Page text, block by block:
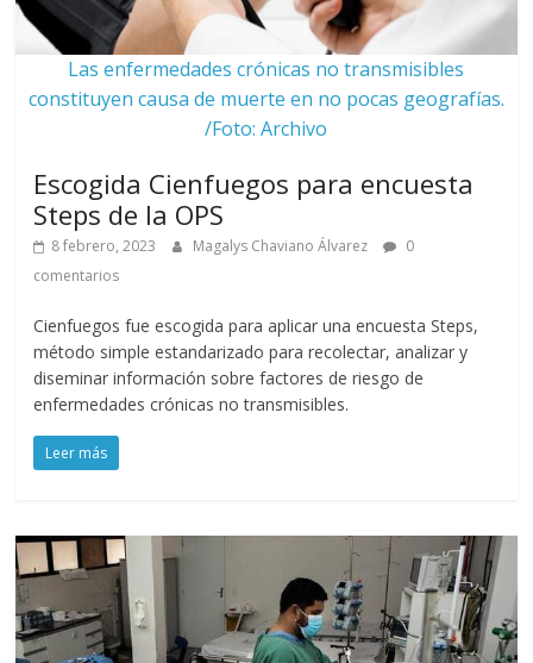
Las enfermedades crónicas no transmisibles
constituyen causa de muerte en no pocas geografías.
/Foto: Archivo
Escogida Cienfuegos para encuesta
Steps de la OPS
8 febrero, 2023 Magalys Chaviano Álvarez
0
comentarios
Cienfuegos fue escogida para aplicar una encuesta Steps,
método simple estandarizado para recolectar, analizar y
diseminar información sobre factores de riesgo de
enfermedades crónicas no transmisibles.
Leer más